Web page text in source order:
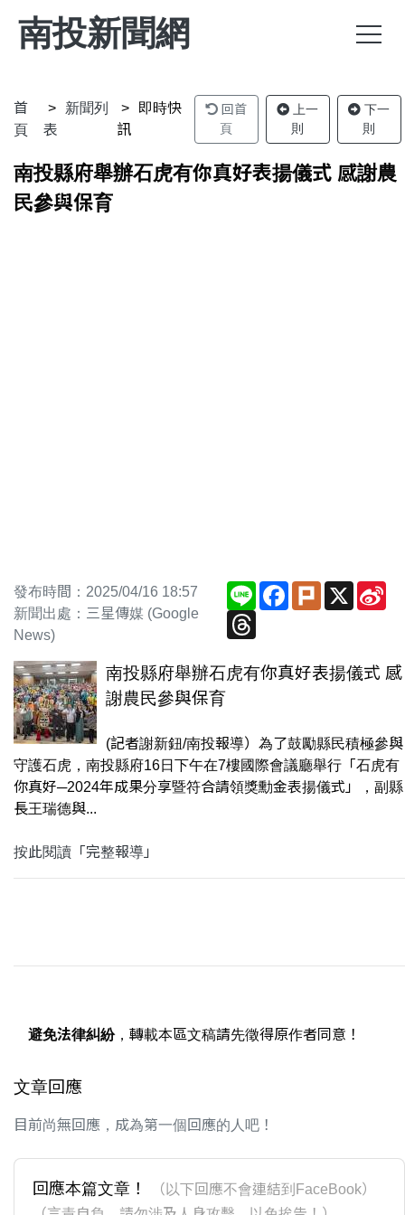
南投新聞網
首
頁
新聞列
表
即時快
訊
回首
頁
上一
則
下一
則
南投縣府舉辦石虎有你真好表揚儀式 感謝農
民參與保育
發布時間：2025/04/16 18:57
新聞出處：三星傳媒 (Google
News)
Line Facebook
Plurk X
南投縣府舉辦石虎有你真好表揚儀式 感
謝農民參與保育
(記者謝新鈕/南投報導）為了鼓勵縣民積極參與
守護石虎，南投縣府16日下午在7樓國際會議廳舉行「石虎有
你真好─2024年成果分享暨符合請領獎勳金表揚儀式」，副縣
長王瑞德與...
按此閱讀「完整報導」
避免法律糾紛，轉載本區文稿請先徵得原作者同意！
文章回應
目前尚無回應，成為第一個回應的人吧！
回應本篇文章！
（以下回應不會連結到FaceBook）